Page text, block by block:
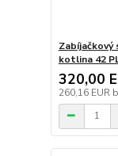
kotlina 42
320,00
260,16 EUR